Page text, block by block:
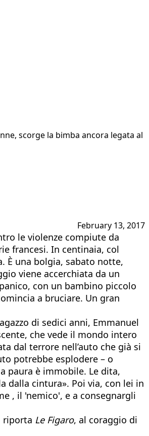
scorge la bimba ancora legata al
February 13, 2017
le violenze compiute da
francesi. In centinaia, col
È una bolgia, sabato notte,
viene accerchiata da un
con un bambino piccolo
a bruciare. Un gran
di sedici anni, Emmanuel
che vede il mondo intero
dal terrore nell’auto che già si
potrebbe esplodere – o
paura è immobile. Le dita,
dalla cintura». Poi via, con lei in
, il 'nemico', e a consegnargli
riporta Le Figaro, al coraggio di